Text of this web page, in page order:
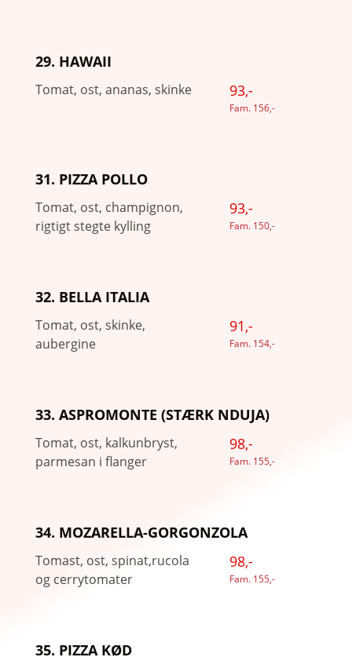
29. HAWAII
Tomat, ost, ananas, skinke 93,-
Fam. 156,-
31. PIZZA POLLO
Tomat, ost, champignon,
rigtigt stegte kylling
93,-
Fam. 150,-
32. BELLA ITALIA
Tomat, ost, skinke,
aubergine
91,-
Fam. 154,-
33. ASPROMONTE (STÆRK NDUJA)
Tomat, ost, kalkunbryst,
parmesan i flanger
98,-
Fam. 155,-
34. MOZARELLA-GORGONZOLA
Tomast, ost, spinat,rucola
og cerrytomater
98,-
Fam. 155,-
35. PIZZA KØD